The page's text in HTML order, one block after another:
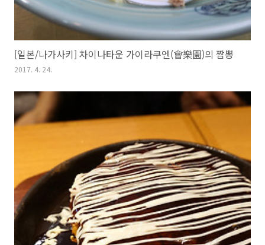
[일본/나가사키] 차이나타운 가이라쿠엔(會樂園)의 짬뽕
2017. 4. 24.